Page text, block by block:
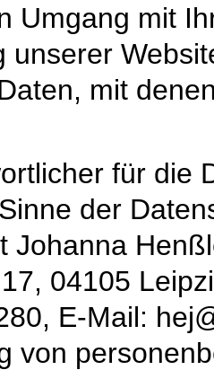
Umgang mit
unserer
mit
für die
der
Johanna
04105
E-Mail:
von